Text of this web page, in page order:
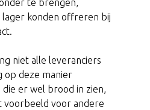
te brengen,
konden offreren bij
niet alle leveranciers
op deze manier
er wel brood in zien,
voorbeeld voor andere